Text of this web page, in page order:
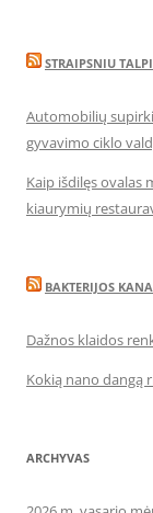
STRAIPSNIU
Automobilių
gyvavimo ciklo
Kaip išdilęs ovalas
kiaurymių
BAKTERIJOS
Dažnos klaidos
Kokią nano dangą
ARCHYVAS